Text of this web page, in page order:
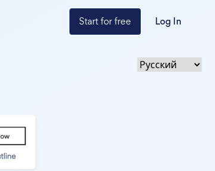
Start for free Log In